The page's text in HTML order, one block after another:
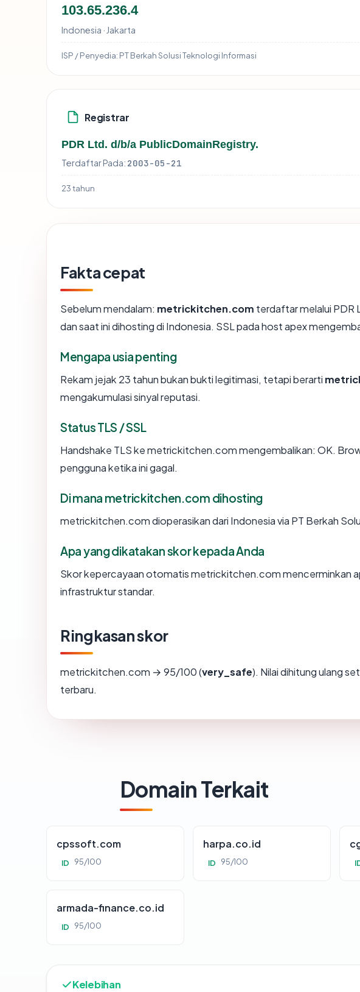
103.65.236.4
Indonesia · Jakarta
ISP / Penyedia: PT Berkah Solusi Teknologi Informasi
Registrar
PDR Ltd. d/b/a PublicDomainRegistry.
Terdaftar Pada: 2003-05-21
23 tahun
Fakta cepat
Sebelum mendalam: metrickitchen.com terdaftar melalui
dan saat ini dihosting di Indonesia. SSL pada host apex
Mengapa usia penting
Rekam jejak 23 tahun bukan bukti legitimasi, tetapi berarti
mengakumulasi sinyal reputasi.
Status TLS / SSL
Handshake TLS ke metrickitchen.com mengembalikan: OK.
pengguna ketika ini gagal.
Di mana metrickitchen.com dihosting
metrickitchen.com dioperasikan dari Indonesia via PT Berkah
Apa yang dikatakan skor kepada Anda
Skor kepercayaan otomatis metrickitchen.com mencerminkan
infrastruktur standar.
Ringkasan skor
metrickitchen.com → 95/100 (very_safe). Nilai dihitung ulang
terbaru.
Domain Terkait
cpssoft.com
ID 95/100
harpa.co.id
ID 95/100
armada-finance.co.id
ID 95/100
Kelebihan